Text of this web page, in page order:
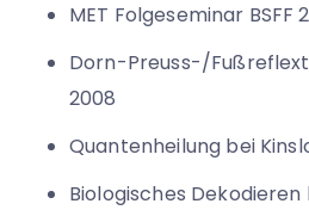
MET Folgeseminar BSFF
Dorn-Preuss-/
2008
Quantenheilung bei
Biologisches